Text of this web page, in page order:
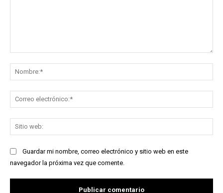
Guardar mi nombre, correo electrónico y sitio web en este
navegador la próxima vez que comente.